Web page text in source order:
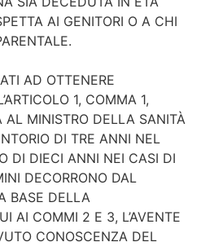
AI GENITORI O A CHI
AD OTTENERE
1, COMMA 1,
AL MINISTRO DELLA SANITÀ
DI TRE ANNI NEL
DI DIECI ANNI NEI CASI DI
DECORRONO DAL
BASE DELLA
AI COMMI 2 E 3, L’AVENTE
CONOSCENZA DEL